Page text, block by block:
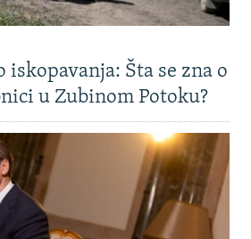
iskopavanja: Šta se zna o
u Zubinom Potoku?